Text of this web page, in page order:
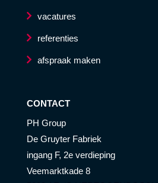
vacatures
referenties
afspraak maken
CONTACT
PH Group
De Gruyter Fabriek
ingang F, 2e verdieping
Veemarktkade 8